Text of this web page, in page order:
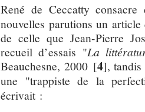
René de Ceccatty
nouvelles parutions un
de celle que Jean-Pierre
recueil d’essais "La
Beauchesne, 2000[4],
une "trappiste de la
écrivait :